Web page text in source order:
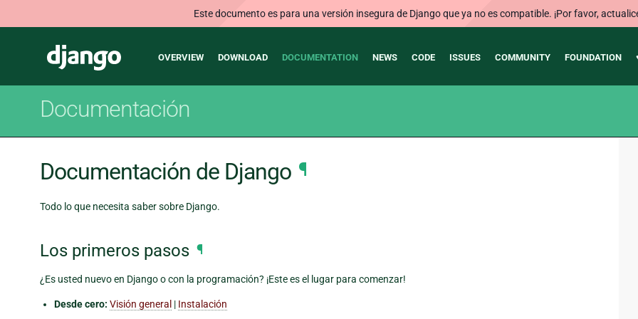
Este documento es para una versión insegura de Django que ya no es compatible. ¡Por favor,
Django
Main
OVERVIEW DOWNLOAD DOCUMENTATION NEWS CODE ISSUES COMMUNITY FOUNDATION
Documentación
Documentación de Django ¶
Todo lo que necesita saber sobre Django.
Los primeros pasos ¶
¿Es usted nuevo en Django o con la programación? ¡Este es el lugar para comenzar!
Desde cero: Visión general | Instalación